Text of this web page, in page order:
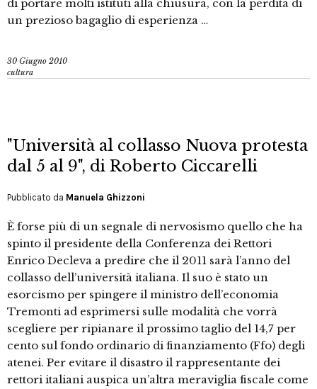
di portare molti istituti alla chiusura, con la perdita di
un prezioso bagaglio di esperienza …
30 Giugno 2010
cultura
"Università al collasso Nuova protesta
dal 5 al 9", di Roberto Ciccarelli
Pubblicato da Manuela Ghizzoni
È forse più di un segnale di nervosismo quello che ha
spinto il presidente della Conferenza dei Rettori
Enrico Decleva a predire che il 2011 sarà l’anno del
collasso dell’università italiana. Il suo è stato un
esorcismo per spingere il ministro dell’economia
Tremonti ad esprimersi sulle modalità che vorrà
scegliere per ripianare il prossimo taglio del 14,7 per
cento sul fondo ordinario di finanziamento (Ffo) degli
atenei. Per evitare il disastro il rappresentante dei
rettori italiani auspica un’altra meraviglia fiscale come